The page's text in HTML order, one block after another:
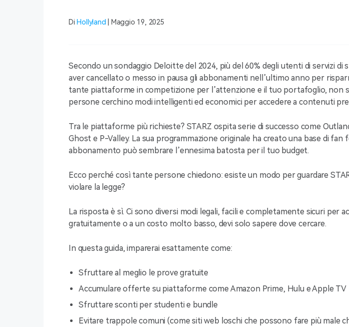
Di Hollyland | Maggio 19, 2025
Secondo un sondaggio Deloitte del 2024, più del 60% degli utenti di servizi di
aver cancellato o messo in pausa gli abbonamenti nell’ultimo anno per
tante piattaforme in competizione per l’attenzione e il tuo portafoglio, non
persone cerchino modi intelligenti ed economici per accedere a contenuti
Tra le piattaforme più richieste? STARZ ospita serie di successo come
Ghost e P-Valley. La sua programmazione originale ha creato una base di fan
abbonamento può sembrare l’ennesima batosta per il tuo budget.
Ecco perché così tante persone chiedono: esiste un modo per guardare
violare la legge?
La risposta è sì. Ci sono diversi modi legali, facili e completamente sicuri per
gratuitamente o a un costo molto basso, devi solo sapere dove cercare.
In questa guida, imparerai esattamente come:
Sfruttare al meglio le prove gratuite
Accumulare offerte su piattaforme come Amazon Prime, Hulu e Apple TV
Sfruttare sconti per studenti e bundle
Evitare trappole comuni (come siti web loschi che possono fare più male